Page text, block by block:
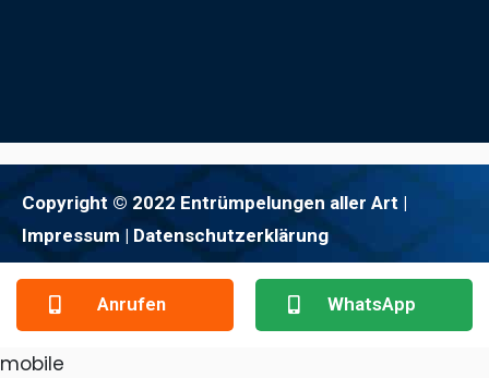
Copyright © 2022 Entrümpelungen aller Art |
Impressum | Datenschutzerklärung
Anrufen WhatsApp